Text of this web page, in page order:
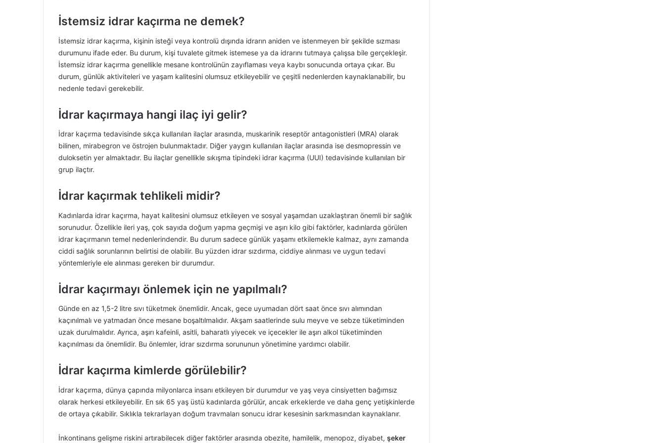
İstemsiz idrar kaçırma ne demek?
İstemsiz idrar kaçırma, kişinin isteği veya kontrolü dışında idrarın aniden ve istenmeyen bir şekilde sızması
durumunu ifade eder. Bu durum, kişi tuvalete gitmek istemese ya da idrarını tutmaya çalışsa bile gerçekleşir.
İstemsiz idrar kaçırma genellikle mesane kontrolünün zayıflaması veya kaybı sonucunda ortaya çıkar. Bu
durum, günlük aktiviteleri ve yaşam kalitesini olumsuz etkileyebilir ve çeşitli nedenlerden kaynaklanabilir, bu
nedenle tedavi gerekebilir.
İdrar kaçırmaya hangi ilaç iyi gelir?
İdrar kaçırma tedavisinde sıkça kullanılan ilaçlar arasında, muskarinik reseptör antagonistleri (MRA) olarak
bilinen, mirabegron ve östrojen bulunmaktadır. Diğer yaygın kullanılan ilaçlar arasında ise desmopressin ve
duloksetin yer almaktadır. Bu ilaçlar genellikle sıkışma tipindeki idrar kaçırma (UUI) tedavisinde kullanılan bir
grup ilaçtır.
İdrar kaçırmak tehlikeli midir?
Kadınlarda idrar kaçırma, hayat kalitesini olumsuz etkileyen ve sosyal yaşamdan uzaklaştıran önemli bir sağlık
sorunudur. Özellikle ileri yaş, çok sayıda doğum yapma geçmişi ve aşırı kilo gibi faktörler, kadınlarda görülen
idrar kaçırmanın temel nedenlerindendir. Bu durum sadece günlük yaşamı etkilemekle kalmaz, aynı zamanda
ciddi sağlık sorunlarının belirtisi de olabilir. Bu yüzden idrar sızdırma, ciddiye alınması ve uygun tedavi
yöntemleriyle ele alınması gereken bir durumdur.
İdrar kaçırmayı önlemek için ne yapılmalı?
Günde en az 1,5-2 litre sıvı tüketmek önemlidir. Ancak, gece uyumadan dört saat önce sıvı alımından
kaçınılmalı ve yatmadan önce mesane boşaltılmalıdır. Akşam saatlerinde sulu meyve ve sebze tüketiminden
uzak durulmalıdır. Ayrıca, aşırı kafeinli, asitli, baharatlı yiyecek ve içecekler ile aşırı alkol tüketiminden
kaçınılması da önemlidir. Bu önlemler, idrar sızdırma sorununun yönetimine yardımcı olabilir.
İdrar kaçırma kimlerde görülebilir?
İdrar kaçırma, dünya çapında milyonlarca insanı etkileyen bir durumdur ve yaş veya cinsiyetten bağımsız
olarak herkesi etkileyebilir. En sık 65 yaş üstü kadınlarda görülür, ancak erkeklerde ve daha genç yetişkinlerde
de ortaya çıkabilir. Sıklıkla tekrarlayan doğum travmaları sonucu idrar kesesinin sarkmasından kaynaklanır.
İnkontinans gelişme riskini artırabilecek diğer faktörler arasında obezite, hamilelik, menopoz, diyabet, şeker